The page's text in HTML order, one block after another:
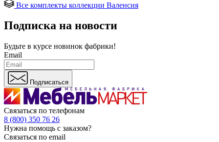
Все комплекты коллекции Валенсия
Подписка на новости
Будьте в курсе новинок фабрики!
Email
Подписаться
Связаться по телефонам
8 (800) 350 76 26
Нужна помощь с заказом?
Связаться по email